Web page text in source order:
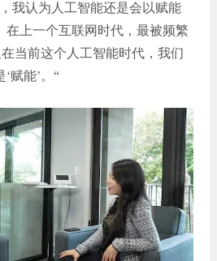
我认为人工智能还是会以赋能
在上一个互联网时代，最被频繁
当前这个人工智能时代，我们
赋能’。“